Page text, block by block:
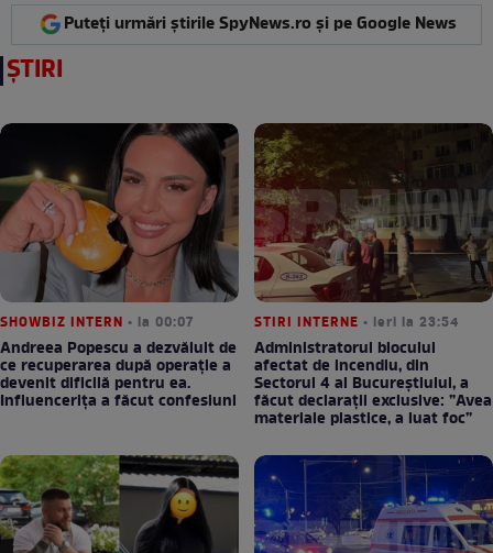
Puteți urmări știrile SpyNews.ro și pe Google News
ȘTIRI
SHOWBIZ INTERN • la 00:07
Andreea Popescu a dezvăluit de
ce recuperarea după operație a
devenit dificilă pentru ea.
Influencerița a făcut confesiuni
STIRI INTERNE • ieri la 23:54
Administratorul blocului
afectat de incendiu, din
Sectorul 4 al Bucureștiului, a
făcut declarații exclusive: ”Avea
materiale plastice, a luat foc”